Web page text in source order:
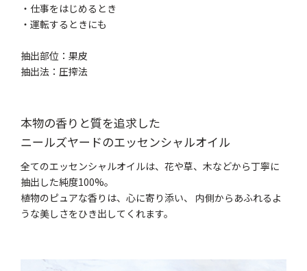
・仕事をはじめるとき
・運転するときにも
抽出部位：果皮
抽出法：圧搾法
本物の香りと質を追求した
ニールズヤードのエッセンシャルオイル
全てのエッセンシャルオイルは、花や草、木などから丁寧に
抽出した純度100%。
植物のピュアな香りは、心に寄り添い、 内側からあふれるよ
うな美しさをひき出してくれます。